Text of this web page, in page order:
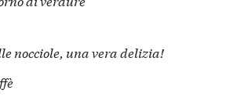
nocciole, una vera delizia!